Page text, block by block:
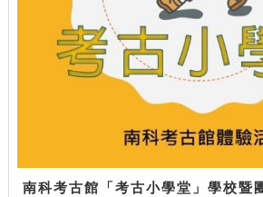
南科考古館「考古小學堂」學校暨